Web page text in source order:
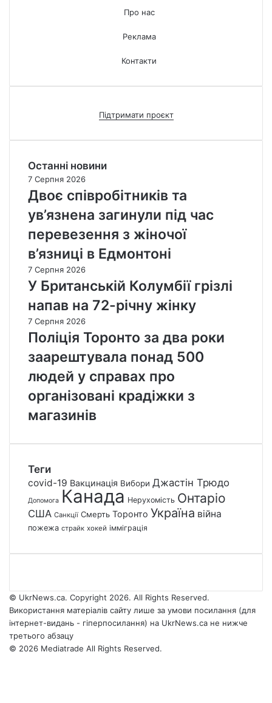
Про нас
Реклама
Контакти
Підтримати проєкт
Останні новини
7 Серпня 2026
Двоє співробітників та
ув’язнена загинули під час
перевезення з жіночої
в’язниці в Едмонтоні
7 Серпня 2026
У Британській Колумбії грізлі
напав на 72-річну жінку
7 Серпня 2026
Поліція Торонто за два роки
заарештувала понад 500
людей у справах про
організовані крадіжки з
магазинів
Теги
covid-19 Вакцинація Вибори Джастін Трюдо
Допомога Канада Нерухомість Онтаріо
США Санкції Смерть Торонто Україна війна
пожежа страйк хокей імміграція
© UkrNews.ca. Copyright 2026. All Rights Reserved.
Використання матеріалів сайту лише за умови посилання (для
інтернет-видань - гіперпосилання) на UkrNews.ca не нижче
третього абзацу
© 2026 Mediatrade All Rights Reserved.